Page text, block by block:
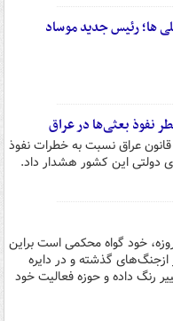
ها؛ رئیس جدید موساد
نفوذ بعثی‌ها در عراق
عراق نسبت به خطرات نفوذ
دولتی این کشور هشدار داد.
جریان جنگ ۱۲ روزه، خود گواه محکمی است براین
گذشته و در دایره
رنگ داده و حوزه فعالیت خود